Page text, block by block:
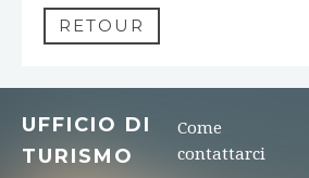
RETOUR
UFFICIO DI
TURISMO
Come
contattarci